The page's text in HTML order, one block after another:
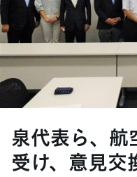
泉代表ら、航
受け、意見交